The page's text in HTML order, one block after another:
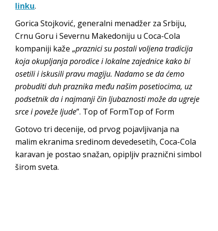
linku.
Gorica Stojković, generalni menadžer za Srbiju,
Crnu Goru i Severnu Makedoniju u Coca-Cola
kompaniji kaže „praznici su postali voljena tradicija
koja okupljanja porodice i lokalne zajednice kako bi
osetili i iskusili pravu magiju. Nadamo se da ćemo
probuditi duh praznika među našim posetiocima, uz
podsetnik da i najmanji čin ljubaznosti može da ugreje
srce i poveže ljude”. Top of FormTop of Form
Gotovo tri decenije, od prvog pojavljivanja na
malim ekranima sredinom devedesetih, Coca-Cola
karavan je postao snažan, opipljiv praznični simbol
širom sveta.